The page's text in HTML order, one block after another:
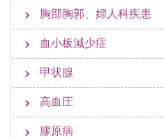
胸部胸郭、婦人科疾患
血小板減少症
甲状腺
高血圧
膠原病